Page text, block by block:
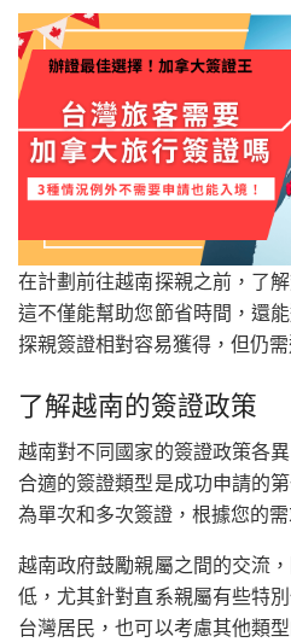
在計劃前往越南探親之前，了
這不僅能幫助您節省時間，還
探親簽證相對容易獲得，但仍
了解越南的簽證政策
越南對不同國家的簽證政策各
合適的簽證類型是成功申請的
為單次和多次簽證，根據您的
越南政府鼓勵親屬之間的交流
低，尤其針對直系親屬有些特
台灣居民，也可以考慮其他類